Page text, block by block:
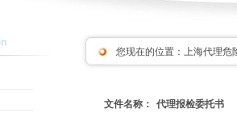
您现在的位置： 上海代理危
文件名称：
代理报检委托书